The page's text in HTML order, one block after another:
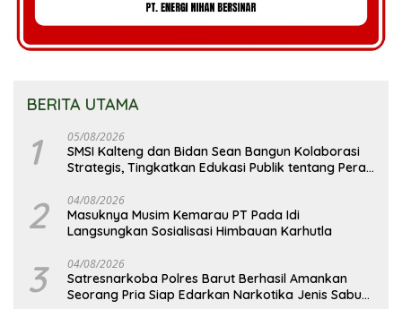
BERITA UTAMA
1 05/08/2026
SMSI Kalteng dan Bidan Sean Bangun Kolaborasi
Strategis, Tingkatkan Edukasi Publik tentang Peran
2 04/08/2026
Masuknya Musim Kemarau PT Pada Idi
Langsungkan Sosialisasi Himbauan Karhutla
3 04/08/2026
Satresnarkoba Polres Barut Berhasil Amankan
Seorang Pria Siap Edarkan Narkotika Jenis Sabu